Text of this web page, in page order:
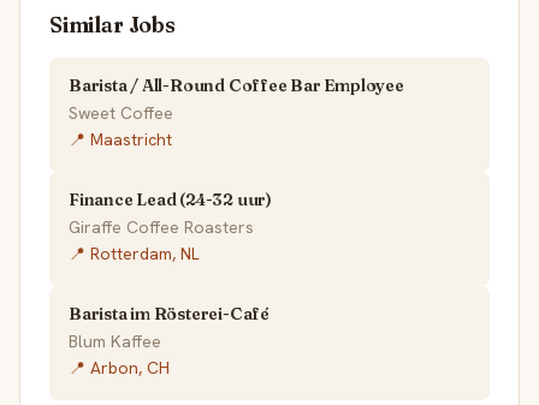
Similar Jobs
Barista / All-Round Coffee Bar Employee
Sweet Coffee
📍 Maastricht
Finance Lead (24-32 uur)
Giraffe Coffee Roasters
📍 Rotterdam, NL
Barista im Rösterei-Café
Blum Kaffee
📍 Arbon, CH